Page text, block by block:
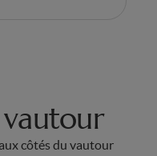
vautour
côtés du vautour